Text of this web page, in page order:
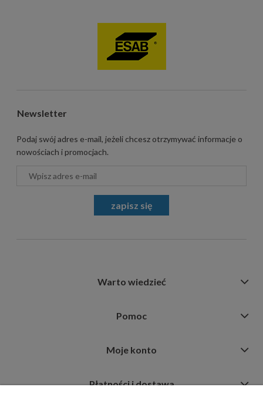
Newsletter
Podaj swój adres e-mail, jeżeli chcesz otrzymywać informacje o
nowościach i promocjach.
zapisz się
Warto wiedzieć
Pomoc
Moje konto
Płatności i dostawa